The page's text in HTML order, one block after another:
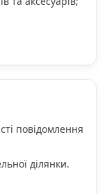
повідомлення
ділянки.